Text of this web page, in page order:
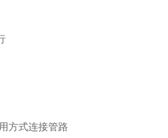
方式连接管路